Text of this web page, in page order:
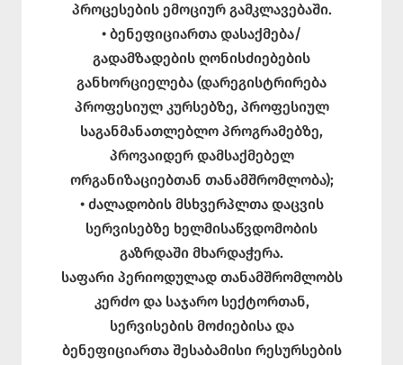
პროცესების ემოციურ გამკლავებაში.
• ბენეფიციართა დასაქმება/
გადამზადების ღონისძიებების
განხორციელება (დარეგისტრირება
პროფესიულ კურსებზე, პროფესიულ
საგანმანათლებლო პროგრამებზე,
პროვაიდერ დამსაქმებელ
ორგანიზაციებთან თანამშრომლობა);
• ძალადობის მსხვერპლთა დაცვის
სერვისებზე ხელმისაწვდომობის
გაზრდაში მხარდაჭერა.
საფარი პერიოდულად თანამშრომლობს
კერძო და საჯარო სექტორთან,
სერვისების მოძიებისა და
ბენეფიციართა შესაბამისი რესურსების